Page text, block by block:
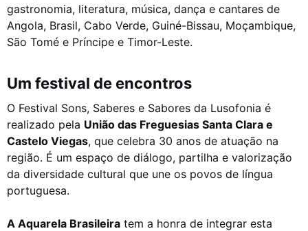
gastronomia, literatura, música, dança e cantares de
Angola, Brasil, Cabo Verde, Guiné-Bissau, Moçambique,
São Tomé e Príncipe e Timor-Leste.
Um festival de encontros
O Festival Sons, Saberes e Sabores da Lusofonia é
realizado pela União das Freguesias Santa Clara e
Castelo Viegas, que celebra 30 anos de atuação na
região. É um espaço de diálogo, partilha e valorização
da diversidade cultural que une os povos de língua
portuguesa.
A Aquarela Brasileira tem a honra de integrar esta